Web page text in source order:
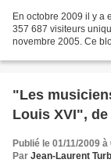
En octobre 2009 il y a
357 687 visiteurs
novembre 2005. Ce
"Les
Louis XVI",
Publié le 01/11/2009 à
Par Jean-Laurent